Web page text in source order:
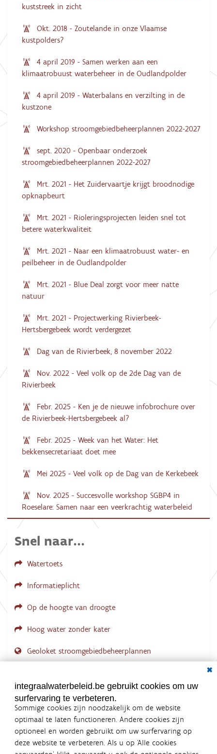
kuststreek in zicht
Okt. 2018 - Zoutelande in onze Vlaamse
kustpolders?
4 april 2019 - Samen werken aan een
klimaatrobuust waterbeheer in de Oudlandpolder
4 april 2019 - Waterbalans en verzilting in de
kustzone
Workshop stroomgebiedbeheerplannen 2022-2027
sept. 2020 - Openbaar onderzoek
stroomgebiedbeheerplannen 2022-2027
Mrt. 2021 - Het Zuidervaartje krijgt broodnodige
opknapbeurt
Mrt. 2021 - Rioleringsprojecten leiden snel tot
betere waterkwaliteit
Mrt. 2021 - Naar een klimaatrobuust water- en
peilbeheer in de Oudlandpolder
Mrt. 2021 - Blue Deal zorgt voor meer natte
natuur
Mrt. 2021 - Projectwerking Rivierbeek-
Hertsbergebeek wordt verdergezet
Dag van de Rivierbeek, 8 november 2022
Nov. 2022 - Veel volk op de 2de Dag van de
Rivierbeek
Febr. 2025 - Ken je de nieuwe infobrochure over
de Rivierbeek-Hertsbergebeek al?
Febr. 2025 - Week van het Water: Het
bekkensecretariaat doet mee
Mei 2025 - Veel volk op de Dag van de Kerkebeek
Nov. 2025 - Succesvolle workshop SGBP4 in
Roeselare: Samen naar een veerkrachtig waterbeleid
Snel naar...
Watertoets
Informatieplicht
Op de hoogte van droogte
Hoog water zonder kater
Geoloket stroomgebiedbeheerplannen
LOGIN VEREIST
integraalwaterbeleid.be gebruikt cookies om uw
surfervaring te verbeteren.
Sommige cookies zijn noodzakelijk om de website
optimaal te laten functioneren. Andere cookies zijn
optioneel en worden gebruikt om uw surfervaring op
deze website te verbeteren. Als u op ‘Alle cookies
Integraalwaterbeleid.be is een
officiële website van de Vlaamse